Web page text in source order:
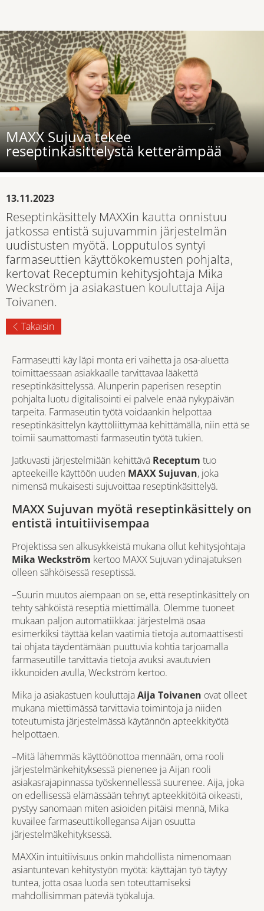
MAXX Sujuva tekee
reseptinkäsittelystä ketterämpää
13.11.2023
Reseptinkäsittely MAXXin kautta onnistuu
jatkossa entistä sujuvammin järjestelmän
uudistusten myötä. Lopputulos syntyi
farmaseuttien käyttökokemusten pohjalta,
kertovat Receptumin kehitysjohtaja Mika
Weckström ja asiakastuen kouluttaja Aija
Toivanen.
Takaisin
Farmaseutti käy läpi monta eri vaihetta ja osa-aluetta
toimittaessaan asiakkaalle tarvittavaa lääkettä
reseptinkäsittelyssä. Alunperin paperisen reseptin
pohjalta luotu digitalisointi ei palvele enää nykypäivän
tarpeita. Farmaseutin työtä voidaankin helpottaa
reseptinkäsittelyn käyttöliittymää kehittämällä, niin että se
toimii saumattomasti farmaseutin työtä tukien.
Jatkuvasti järjestelmiään kehittävä Receptum tuo
apteekeille käyttöön uuden MAXX Sujuvan, joka
nimensä mukaisesti sujuvoittaa reseptinkäsittelyä.
MAXX Sujuvan myötä reseptinkäsittely on
entistä intuitiivisempaa
Projektissa sen alkusykkeistä mukana ollut kehitysjohtaja
Mika Weckström kertoo MAXX Sujuvan ydinajatuksen
olleen sähköisessä reseptissä.
–Suurin muutos aiempaan on se, että reseptinkäsittely on
tehty sähköistä reseptiä miettimällä. Olemme tuoneet
mukaan paljon automatiikkaa: järjestelmä osaa
esimerkiksi täyttää kelan vaatimia tietoja automaattisesti
tai ohjata täydentämään puuttuvia kohtia tarjoamalla
farmaseutille tarvittavia tietoja avuksi avautuvien
ikkunoiden avulla, Weckström kertoo.
Mika ja asiakastuen kouluttajaAija Toivanen ovat olleet
mukana miettimässä tarvittavia toimintoja ja niiden
toteutumista järjestelmässä käytännön apteekkityötä
helpottaen.
–Mitä lähemmäs käyttöönottoa mennään, oma rooli
järjestelmänkehityksessä pienenee ja Aijan rooli
asiakasrajapinnassa työskennellessä suurenee. Aija, joka
on edellisessä elämässään tehnyt apteekkitöitä oikeasti,
pystyy sanomaan miten asioiden pitäisi mennä, Mika
kuvailee farmaseuttikollegansa Aijan osuutta
järjestelmäkehityksessä.
MAXXin intuitiivisuus onkin mahdollista nimenomaan
asiantuntevan kehitystyön myötä: käyttäjän työ täytyy
tuntea, jotta osaa luoda sen toteuttamiseksi
mahdollisimman päteviä työkaluja.